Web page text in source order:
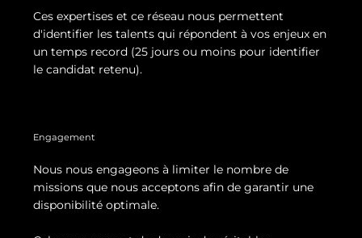
Ces expertises et ce réseau nous permettent
d'identifier les talents qui répondent à vos enjeux en
un temps record (25 jours ou moins pour identifier
le candidat retenu).
Engagement
Nous nous engageons à limiter le nombre de
missions que nous acceptons afin de garantir une
disponibilité optimale.